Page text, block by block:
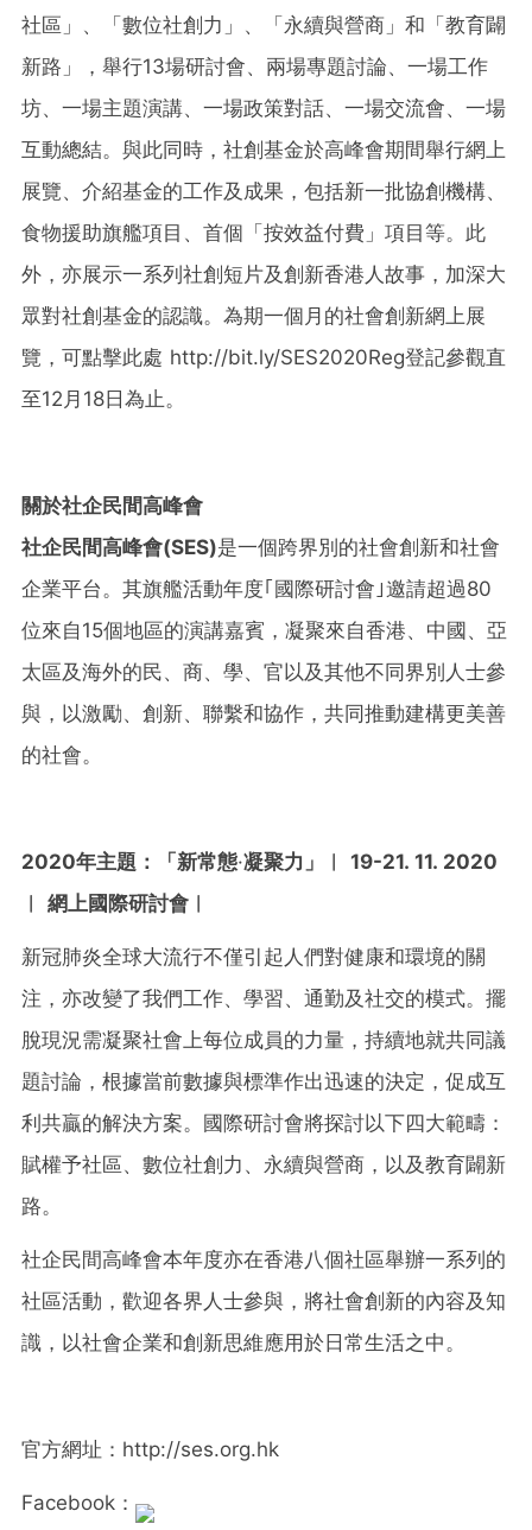
社區」、「數位社創力」、「永續與營商」和「教育闢
新路」，舉行13場研討會、兩場專題討論、一場工作
坊、一場主題演講、一場政策對話、一場交流會、一場
互動總結。與此同時，社創基金於高峰會期間舉行網上
展覽、介紹基金的工作及成果，包括新一批協創機構、
食物援助旗艦項目、首個「按效益付費」項目等。此
外，亦展示一系列社創短片及創新香港人故事，加深大
眾對社創基金的認識。為期一個月的社會創新網上展
覽，可點擊此處 http://bit.ly/SES2020Reg登記參觀直
至12月18日為止。
關於社企民間高峰會
社企民間高峰會(SES)是一個跨界別的社會創新和社會
企業平台。其旗艦活動年度｢國際研討會｣邀請超過80
位來自15個地區的演講嘉賓，凝聚來自香港、中國、亞
太區及海外的民、商、學、官以及其他不同界別人士參
與，以激勵、創新、聯繫和協作，共同推動建構更美善
的社會。
2020年主題：「新常態·凝聚力」︱
19-21. 11. 2020
︱
網上國際研討會︱
新冠肺炎全球大流行不僅引起人們對健康和環境的關
注，亦改變了我們工作、學習、通勤及社交的模式。擺
脫現況需凝聚社會上每位成員的力量，持續地就共同議
題討論，根據當前數據與標準作出迅速的決定，促成互
利共贏的解決方案。國際研討會將探討以下四大範疇：
賦權予社區、數位社創力、永續與營商，以及教育闢新
路。
社企民間高峰會本年度亦在香港八個社區舉辦一系列的
社區活動，歡迎各界人士參與，將社會創新的內容及知
識，以社會企業和創新思維應用於日常生活之中。
官方網址：http://ses.org.hk
Facebook：